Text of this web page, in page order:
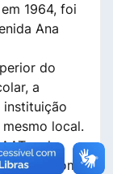
1964, foi
Ana
do
a
instituição
local.
pela
como